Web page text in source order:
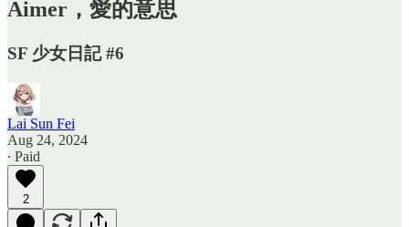
Aimer，愛的意思
SF 少女日記 #6
Lai Sun Fei
Aug 24, 2024
∙ Paid
2